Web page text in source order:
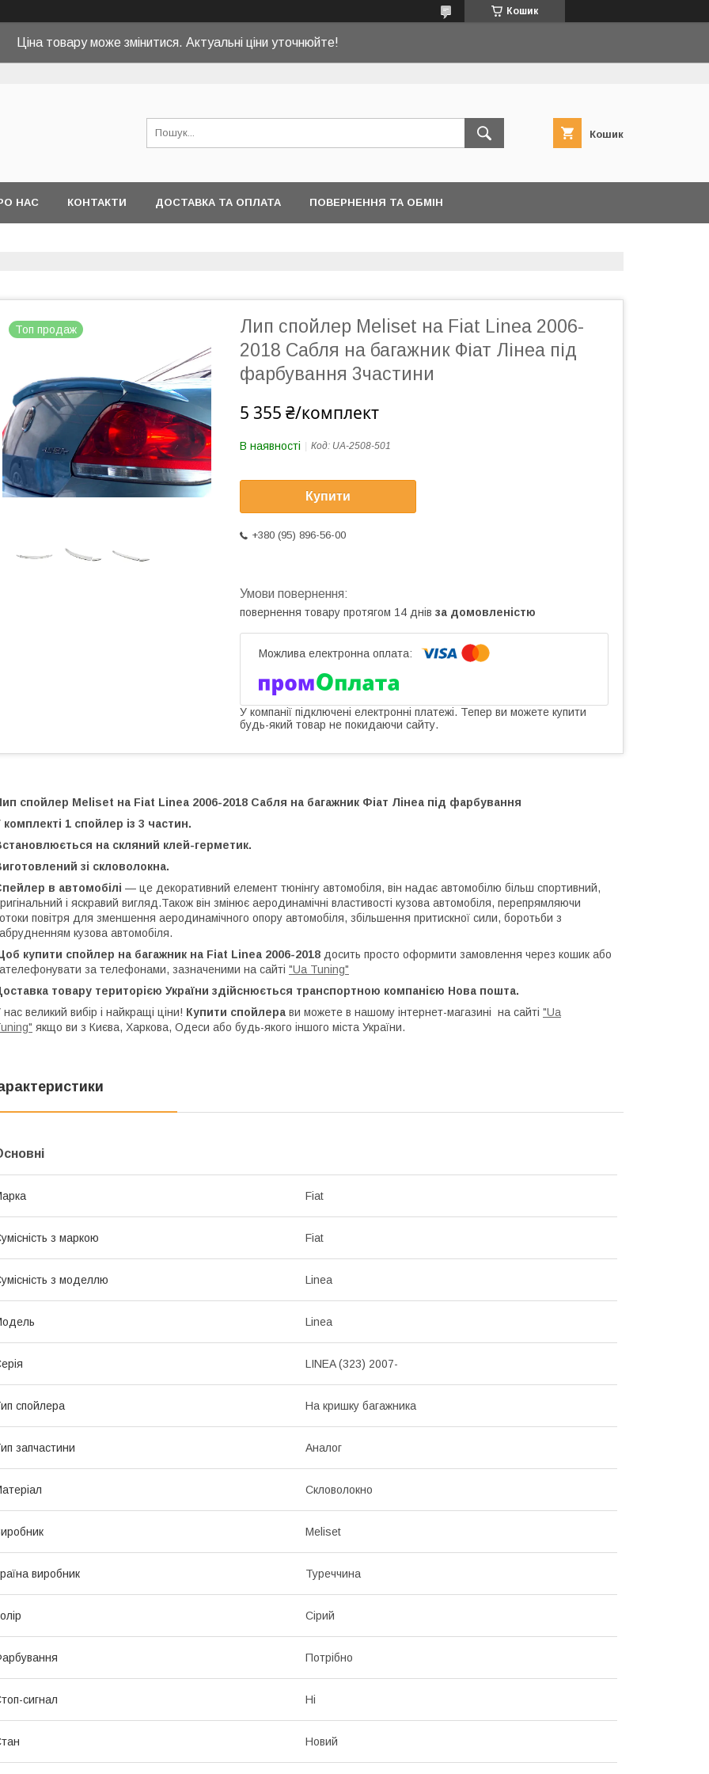
Кошик
Ціна товару може змінитися. Актуальні ціни уточнюйте!
Кошик
НАС КОНТАКТИ ДОСТАВКА ТА ОПЛАТА ПОВЕРНЕННЯ ТА ОБМІН
Топ продаж
Лип спойлер Meliset на Fiat Linea 2006-
2018 Сабля на багажник Фіат Лінеа під
фарбування 3частини
5 355 ₴/комплект
В наявності Код: UA-2508-501
Купити
+380 (95) 896-56-00
повернення товару протягом 14 днів за домовленістю
У компанії підключені електронні платежі. Тепер ви можете купити
будь-який товар не покидаючи сайту.
спойлер Meliset на Fiat Linea 2006-2018 Сабля на багажник Фіат Лінеа під фарбування
комплекті 1 спойлер із 3 частин.
на скляний клей-герметик.
зі скловолокна.
в автомобілі — це декоративний елемент тюнінгу автомобіля, він надає автомобілю більш спортивний,
і яскравий вигляд.Також він змінює аеродинамічні властивості кузова автомобіля, перепрямляючи
повітря для зменшення аеродинамічного опору автомобіля, збільшення притискної сили, боротьби з
кузова автомобіля.
купити спойлер на багажник на Fiat Linea 2006-2018 досить просто оформити замовлення через кошик або
за телефонами, зазначеними на сайті "Ua Tuning"
товару територією України здійснюється транспортною компанією Нова пошта.
нас великий вибір і найкращі ціни! Купити спойлера ви можете в нашому інтернет-магазині на сайті "Ua
якщо ви з Києва, Харкова, Одеси або будь-якого іншого міста України.
Fiat
з маркою Fiat
з моделлю Linea
Linea
LINEA (323) 2007-
спойлера На кришку багажника
запчастини Аналог
Скловолокно
Meliset
виробник Туреччина
Сірий
Потрібно
сигнал Ні
Новий